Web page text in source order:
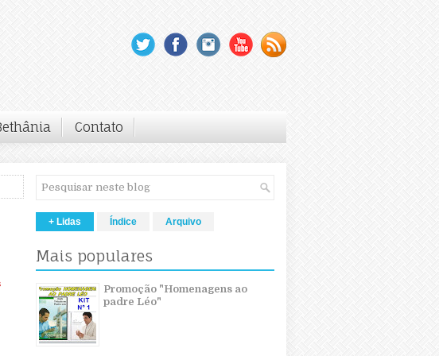
Contato
+ Lidas Índice Arquivo
Mais populares
Promoção "Homenagens ao
padre Léo"